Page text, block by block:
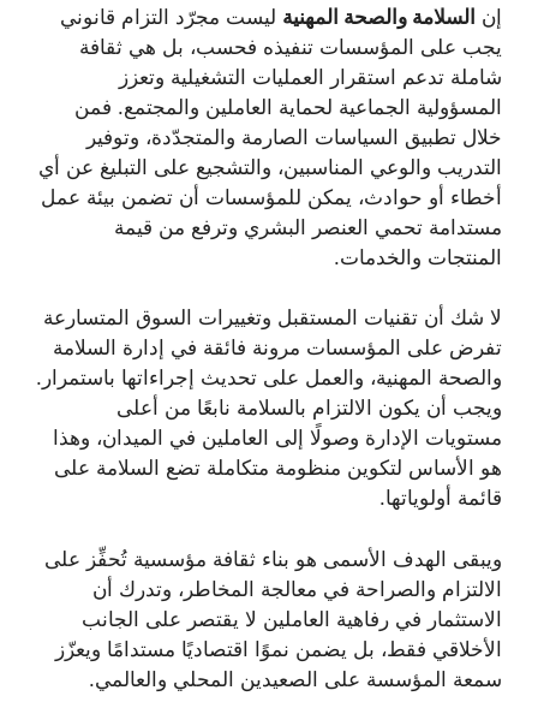
إن السلامة والصحة المهنية ليست مجرّد التزام قانوني
يجب على المؤسسات تنفيذه فحسب، بل هي ثقافة
شاملة تدعم استقرار العمليات التشغيلية وتعزز
المسؤولية الجماعية لحماية العاملين والمجتمع. فمن
خلال تطبيق السياسات الصارمة والمتجدّدة، وتوفير
التدريب والوعي المناسبين، والتشجيع على التبليغ عن أي
أخطاء أو حوادث، يمكن للمؤسسات أن تضمن بيئة عمل
مستدامة تحمي العنصر البشري وترفع من قيمة
المنتجات والخدمات.
لا شك أن تقنيات المستقبل وتغييرات السوق المتسارعة
تفرض على المؤسسات مرونة فائقة في إدارة السلامة
والصحة المهنية، والعمل على تحديث إجراءاتها باستمرار.
ويجب أن يكون الالتزام بالسلامة نابعًا من أعلى
مستويات الإدارة وصولًا إلى العاملين في الميدان، وهذا
هو الأساس لتكوين منظومة متكاملة تضع السلامة على
قائمة أولوياتها.
ويبقى الهدف الأسمى هو بناء ثقافة مؤسسية تُحفِّز على
الالتزام والصراحة في معالجة المخاطر، وتدرك أن
الاستثمار في رفاهية العاملين لا يقتصر على الجانب
الأخلاقي فقط، بل يضمن نموًا اقتصاديًا مستدامًا ويعزّز
سمعة المؤسسة على الصعيدين المحلي والعالمي.